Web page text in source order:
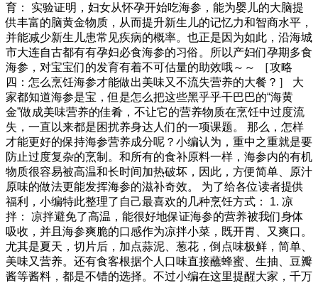
育： 实验证明，妇女从怀孕开始吃海参，能为婴儿的大脑提
供丰富的脑黄金物质，从而提升新生儿的记忆力和智商水平，
并能减少新生儿患常见疾病的概率。也正是因为如此，沿海城
市大连自古都有有孕妇必食海参的习俗。所以产妇们孕期多食
海参，对宝宝们的发育有着不可估量的助效哦～～ ［攻略
四：怎么烹饪海参才能做出美味又不流失营养的大餐？］ 大
家都知道海参是宝，但是怎么把这些黑乎乎干巴巴的“海黄
金”做成美味营养的佳肴，不让它的营养物质在烹饪中过度流
失，一直以来都是困扰养身达人们的一项课题。 那么，怎样
才能更好的保持海参营养成分呢？小编认为，重中之重就是要
防止过度复杂的烹制。和所有的食补原料一样，海参内的有机
物质很容易被高温和长时间加热破坏，因此，方便简单、原汁
原味的做法更能发挥海参的滋补奇效。 为了给各位读者提供
福利，小编特此整理了自己最喜欢的几种烹饪方式： 1. 凉
拌： 凉拌避免了高温，能很好地保证海参的营养被我们身体
吸收，并且海参爽脆的口感作为凉拌小菜，既开胃、又爽口。
尤其是夏天，切片后，加点蒜泥、葱花，倒点味极鲜，简单、
美味又营养。还有食客根据个人口味直接蘸蜂蜜、生抽、豆瓣
酱等酱料，都是不错的选择。不过小编在这里提醒大家，千万